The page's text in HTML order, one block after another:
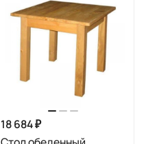
18 684 ₽